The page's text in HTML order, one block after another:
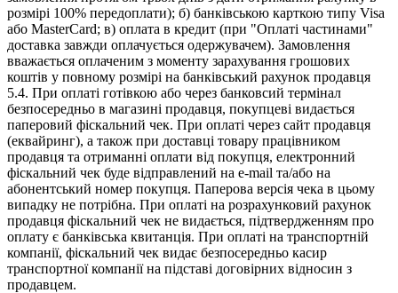
розмірі 100% передоплати); б) банківською карткою типу Visa
або MasterCard; в) оплата в кредит (при "Оплаті частинами"
доставка завжди оплачується одержувачем). Замовлення
вважається оплаченим з моменту зарахування грошових
коштів у повному розмірі на банківський рахунок продавця
5.4. При оплаті готівкою або через банковсий термінал
безпосередньо в магазині продавця, покупцеві видається
паперовий фіскальний чек. При оплаті через сайт продавця
(еквайринг), а також при доставці товару працівником
продавця та отриманні оплати від покупця, електронний
фіскальний чек буде відправлений на e-mail та/або на
абонентський номер покупця. Паперова версія чека в цьому
випадку не потрібна. При оплаті на розрахунковий рахунок
продавця фіскальний чек не видається, підтвердженням про
оплату є банківська квитанція. При оплаті на транспортній
компанії, фіскальний чек видає безпосередньо касир
транспортної компанії на підставі договірних відносин з
продавцем.